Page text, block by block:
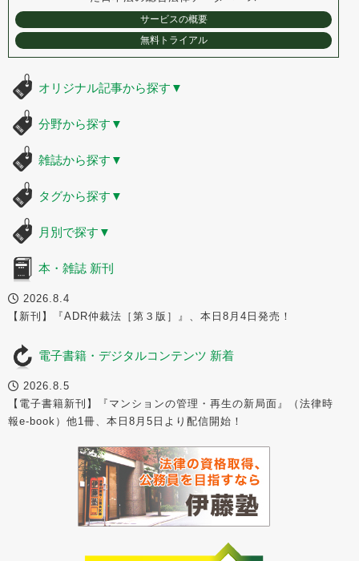
サービスの概要
無料トライアル
オリジナル記事から探す ▼
分野から探す ▼
雑誌から探す ▼
タグから探す ▼
月別で探す ▼
本・雑誌 新刊
2026.8.4
【新刊】『ADR仲裁法［第３版］』、本日8月4日発売！
電子書籍・デジタルコンテンツ 新着
2026.8.5
【電子書籍新刊】『マンションの管理・再生の新局面』（法律時
報e-book）他1冊、本日8月5日より配信開始！